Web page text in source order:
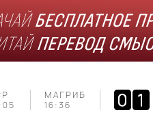
МАГРИБ
16:36